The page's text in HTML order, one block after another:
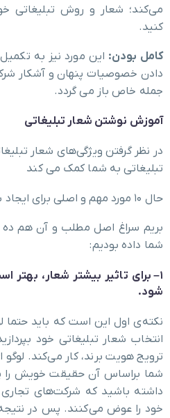
می‌کند؛ شعار و روش تبلیغاتی
کنید.
کامل بودن: این مورد نیز به
دادن خصوصیات پنهان و آشکار
جمله خاص باز می گردد.
آموزش نوشتن شعار تبلیغاتی
در نظر گرفتن ویژگی‌های شعار
تبلیغاتی به شما کمک می کند
حال ۱۰ مورد مهم و اصلی برای ایجاد شعار تبلیغاتی موثر.
بریم سراغ اصل مطلب و آن هم
شما داده بودیم:
۱– برای تاثیر بیشتر شعار، بهتر
شود.
نکته‌ی اول این است که باید حتما
انتخاب شعار تبلیغاتی خود
ترویج هویت برند، کار می‌کند.
شما براساس آن حقیقت خویش را
داشته باشید که شرکت‌های
خود را عوض می‌کنند. پس در